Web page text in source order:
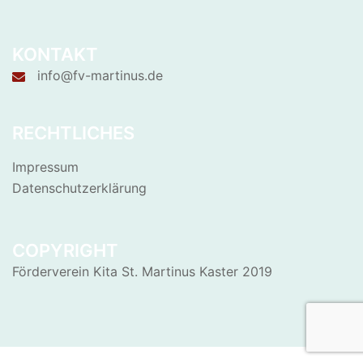
KONTAKT
info@fv-martinus.de
RECHTLICHES
Impressum
Datenschutzerklärung
COPYRIGHT
Förderverein Kita St. Martinus Kaster 2019